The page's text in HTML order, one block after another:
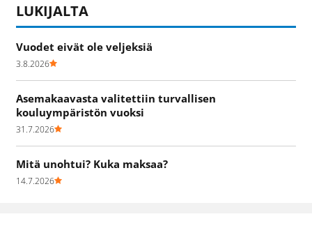
LUKIJALTA
Vuodet eivät ole veljeksiä
3.8.2026
Asemakaavasta valitettiin turvallisen
kouluympäristön vuoksi
31.7.2026
Mitä unohtui? Kuka maksaa?
14.7.2026